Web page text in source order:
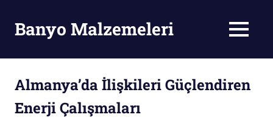
contentBanyo Malzemeleri MENU
Almanya’da İlişkileri Güçlendiren
Enerji Çalışmaları